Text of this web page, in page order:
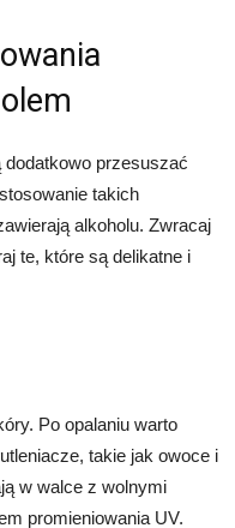
przesuszać
takich
alkoholu. Zwracaj
te, które są delikatne i
Po opalaniu warto
takie jak owoce i
w walce z wolnymi
promieniowania UV.